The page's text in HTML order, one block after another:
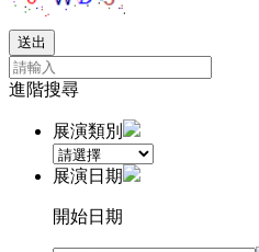
進階搜尋
展演類別
展演日期
開始日期